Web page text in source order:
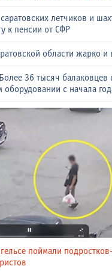
летчиков и
к пенсии от СФР
области жарко и
Более 36 тысяч балаковцев
оборудовании с начала
поймали